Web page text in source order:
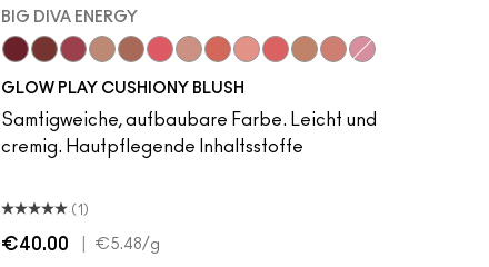
BIG DIVA ENERGY
GLOW PLAY CUSHIONY BLUSH
Samtigweiche, aufbaubare Farbe. Leicht und
cremig. Hautpflegende Inhaltsstoffe
(1)
€40.00 €5.48/g